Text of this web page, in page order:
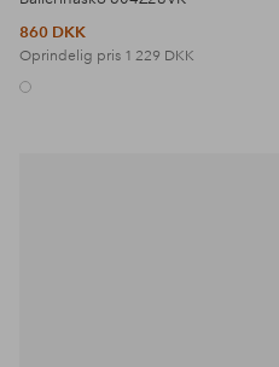
860 DKK
Oprindelig pris 1 229 DKK